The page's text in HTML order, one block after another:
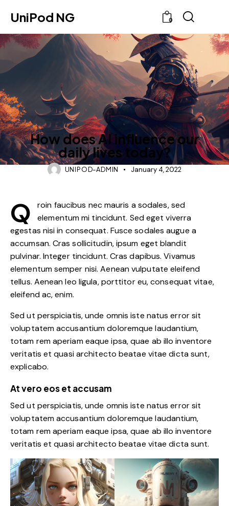
UniPod NG 0
FEATURED
How does AI influence our
daily lives today?
UNIPOD-ADMIN January 4, 2022
Q
roin faucibus nec mauris a sodales, sed
elementum mi tincidunt. Sed eget viverra
egestas nisi in consequat. Fusce sodales augue a
accumsan. Cras sollicitudin, ipsum eget blandit
pulvinar. Integer tincidunt. Cras dapibus. Vivamus
elementum semper nisi. Aenean vulputate eleifend
tellus. Aenean leo ligula, porttitor eu, consequat vitae,
eleifend ac, enim.
Sed ut perspiciatis, unde omnis iste natus error sit
voluptatem accusantium doloremque laudantium,
totam rem aperiam eaque ipsa, quae ab illo inventore
veritatis et quasi architecto beatae vitae dicta sunt,
explicabo.
At vero eos et accusam
Sed ut perspiciatis, unde omnis iste natus error sit
voluptatem accusantium doloremque laudantium,
totam rem aperiam eaque ipsa, quae ab illo inventore
veritatis et quasi architecto beatae vitae dicta sunt.